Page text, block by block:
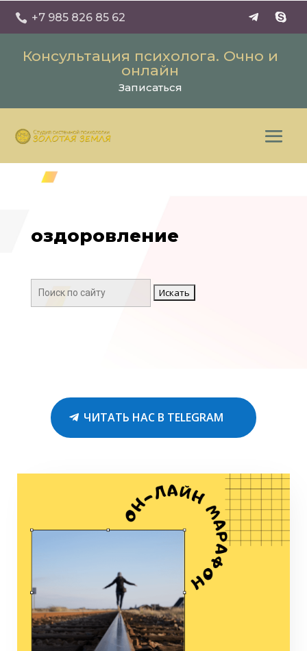
 +7 985 826 85 62
Консультация психолога. Очно и
онлайн
Записаться
оздоровление
Поиск:
ЧИТАТЬ НАС В TELEGRAM